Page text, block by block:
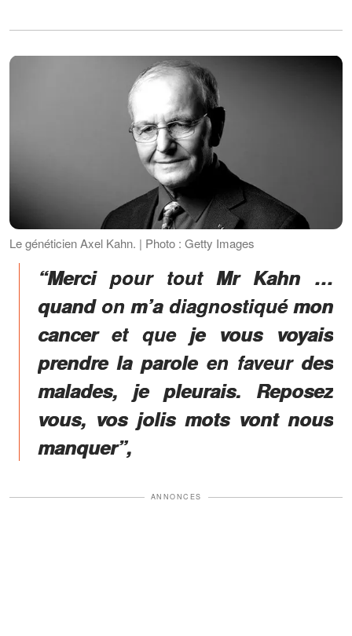
Le généticien Axel Kahn. | Photo : Getty Images
“Merci pour tout Mr Kahn …
quand on m’a diagnostiqué mon
cancer et que je vous voyais
prendre la parole en faveur des
malades, je pleurais. Reposez
vous, vos jolis mots vont nous
manquer”,
ANNONCES